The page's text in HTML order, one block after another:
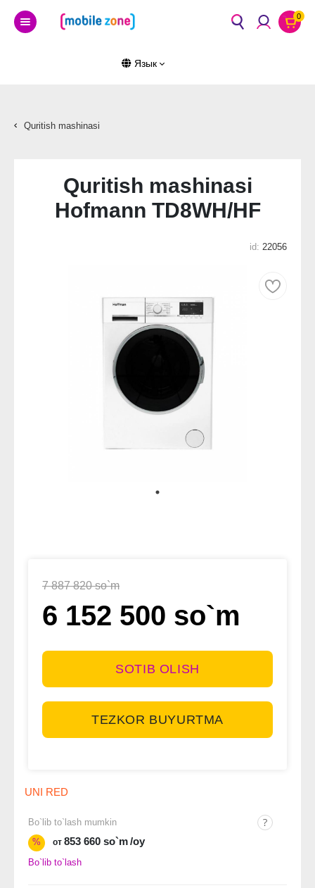
0
Язык
Quritish mashinasi
Quritish mashinasi
Hofmann TD8WH/HF
id: 22056
7 887 820 so`m
6 152 500 so`m
SOTIB OLISH
TEZKOR BUYURTMA
UNI RED
Bo`lib to`lash mumkin
%
от 853 660 so`m/oy
Bo`lib to`lash